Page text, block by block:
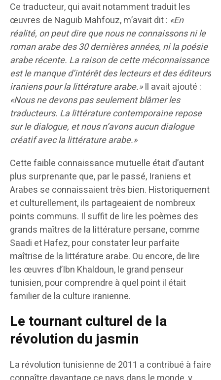
Ce traducteur, qui avait notamment traduit les
œuvres de Naguib Mahfouz, m’avait dit : «En
réalité, on peut dire que nous ne connaissons ni le
roman arabe des 30 dernières années, ni la poésie
arabe récente. La raison de cette méconnaissance
est le manque d’intérêt des lecteurs et des éditeurs
iraniens pour la littérature arabe.»Il avait ajouté :
«Nous ne devons pas seulement blâmer les
traducteurs. La littérature contemporaine repose
sur le dialogue, et nous n’avons aucun dialogue
créatif avec la littérature arabe.»
Cette faible connaissance mutuelle était d’autant
plus surprenante que, par le passé, Iraniens et
Arabes se connaissaient très bien. Historiquement
et culturellement, ils partageaient de nombreux
points communs. Il suffit de lire les poèmes des
grands maîtres de la littérature persane, comme
Saadi et Hafez, pour constater leur parfaite
maîtrise de la littérature arabe. Ou encore, de lire
les œuvres d’Ibn Khaldoun, le grand penseur
tunisien, pour comprendre à quel point il était
familier de la culture iranienne.
Le tournant culturel de la
révolution du jasmin
La révolution tunisienne de 2011 a contribué à faire